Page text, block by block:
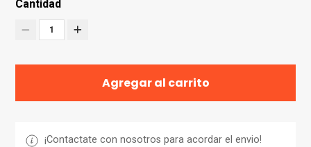
Cantidad
1
Agregar al carrito
¡Contactate con nosotros para acordar el envio!